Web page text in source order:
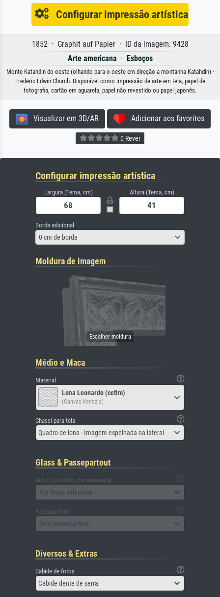
Configurar impressão artística
1852 · Graphit auf Papier · ID da imagem: 9428
Arte americana · Esboços
Monte Katahdin do oeste (olhando para o oeste em direção a montanha Katahdin) ·
Frederic Edwin Church. Disponível como impressão de arte em tela, papel de
fotografia, cartão em aguarela, papel não revestido ou papel japonês.
Visualizar em 3D/AR Adicionar aos favoritos
0 Rever
Configurar impressão artística
Largura (Tema, cm) Altura (Tema, cm)
Borda adicional
0 cm de borda
Moldura de imagem
Médio e Maca
Material
Lona Leonardo (cetim)
(Canvas Venezia)
Chassi para tela
Quadro de lona - Imagem espelhada na lateral
Glass & Passepartout
Vidro (incluindo placa traseira)
Por favor, selecione
Passepartout
Sem passepartout
Diversos & Extras
Cabide de fotos
Cabide dente de serra